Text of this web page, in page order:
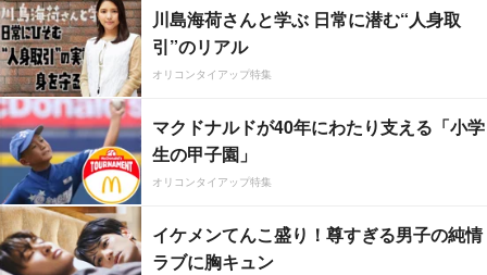
川島海荷さんと学ぶ 日常に潜む“人身取
引”のリアル
オリコンタイアップ特集
マクドナルドが40年にわたり支える「小学
生の甲子園」
オリコンタイアップ特集
イケメンてんこ盛り！尊すぎる男子の純情
ラブに胸キュン